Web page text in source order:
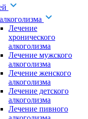
Лечение
хронического
алкоголизма
Лечение мужского
алкоголизма
Лечение женского
алкоголизма
Лечение детского
алкоголизма
Лечение пивного